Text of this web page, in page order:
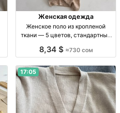
Женская одежда
Женское поло из кропленой
ткани — 5 цветов, стандартный
р стандарт, 5 цв.
8,34 $ ≈730 сом
17:05